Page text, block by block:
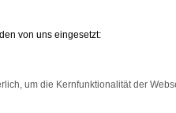
von uns eingesetzt:
um die Kernfunktionalität der